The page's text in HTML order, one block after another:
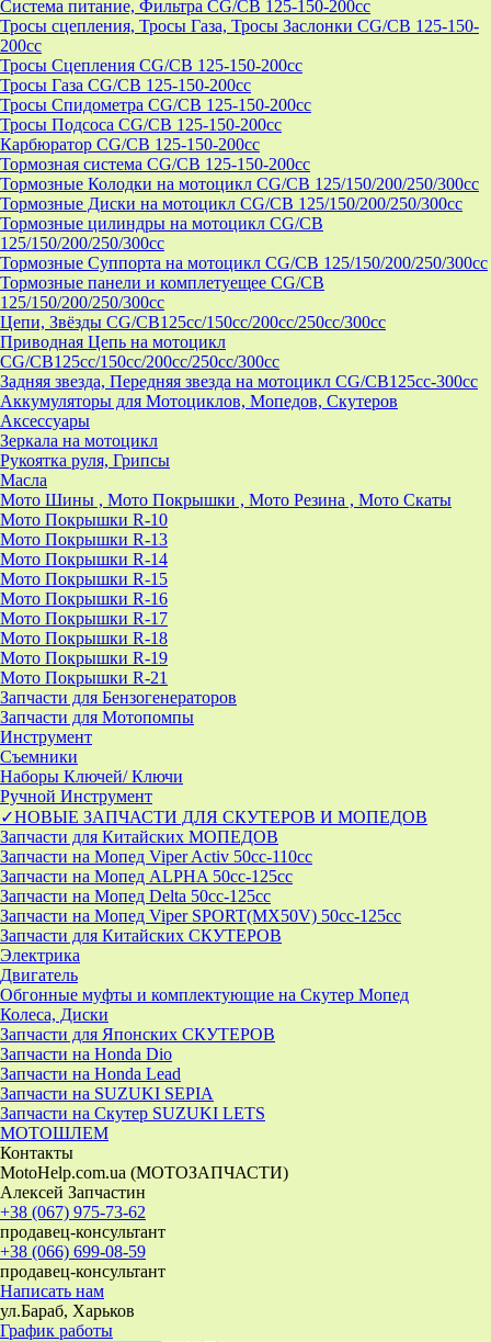
Система питание, Фильтра CG/CB 125-150-200cc
Тросы сцепления, Тросы Газа, Тросы Заслонки CG/CB 125-150-
200cc
Тросы Сцепления CG/CB 125-150-200cc
Тросы Газа CG/CB 125-150-200cc
Тросы Спидометра CG/CB 125-150-200cc
Тросы Подсоса CG/CB 125-150-200cc
Карбюратор CG/CB 125-150-200cc
Тормозная система CG/CB 125-150-200cc
Тормозные Колодки на мотоцикл CG/CB 125/150/200/250/300cc
Тормозные Диски на мотоцикл CG/CB 125/150/200/250/300cc
Тормозные цилиндры на мотоцикл CG/CB
125/150/200/250/300cc
Тормозные Суппорта на мотоцикл CG/CB 125/150/200/250/300cc
Тормозные панели и комплетуещее CG/CB
125/150/200/250/300cc
Цепи, Звёзды CG/CB125cc/150cc/200cc/250cc/300cc
Приводная Цепь на мотоцикл
CG/CB125cc/150cc/200cc/250cc/300cc
Задняя звезда, Передняя звезда на мотоцикл CG/CB125cc-300сс
Аккумуляторы для Мотоциклов, Мопедов, Скутеров
Аксессуары
Зеркала на мотоцикл
Рукоятка руля, Грипсы
Масла
Мото Шины , Мото Покрышки , Мото Резина , Мото Скаты
Мото Покрышки R-10
Мото Покрышки R-13
Мото Покрышки R-14
Мото Покрышки R-15
Мото Покрышки R-16
Мото Покрышки R-17
Мото Покрышки R-18
Мото Покрышки R-19
Мото Покрышки R-21
Запчасти для Бензогенераторов
Запчасти для Мотопомпы
Инструмент
Съемники
Наборы Ключей/ Ключи
Ручной Инструмент
✓НОВЫЕ ЗАПЧАСТИ ДЛЯ СКУТЕРОВ И МОПЕДОВ
Запчасти для Китайских МОПЕДОВ
Запчасти на Мопед Viper Activ 50cc-110cc
Запчасти на Мопед ALPHA 50cc-125cc
Запчасти на Мопед Delta 50cc-125cc
Запчасти на Мопед Viper SPORT(MX50V) 50cc-125cc
Запчасти для Китайских СКУТЕРОВ
Электрика
Двигатель
Обгонные муфты и комплектующие на Скутер Мопед
Колеса, Диски
Запчасти для Японских СКУТЕРОВ
Запчасти на Honda Dio
Запчасти на Honda Lead
Запчасти на SUZUKI SEPIA
Запчасти на Скутер SUZUKI LETS
МОТОШЛЕМ
Контакты
MotoHelp.com.ua (МОТОЗАПЧАСТИ)
Алексей Запчастин
+38 (067) 975-73-62
продавец-консультант
+38 (066) 699-08-59
продавец-консультант
Написать нам
ул.Бараб, Харьков
График работы